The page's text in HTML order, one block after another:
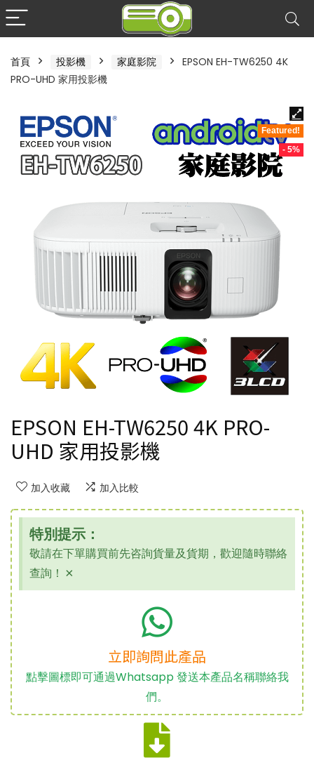
首頁 投影機 家庭影院
EPSON EH-TW6250 4K
PRO-UHD 家用投影機
Featured!
- 5%
EPSON EH-TW6250 4K PRO-
UHD 家用投影機
加入收藏 加入比較
特別提示：
敬請在下單購買前先咨詢貨量及貨期，歡迎隨時聯絡
查詢！ ×
立即詢問此產品
點擊圖標即可通過Whatsapp 發送本產品名稱聯絡我
們。